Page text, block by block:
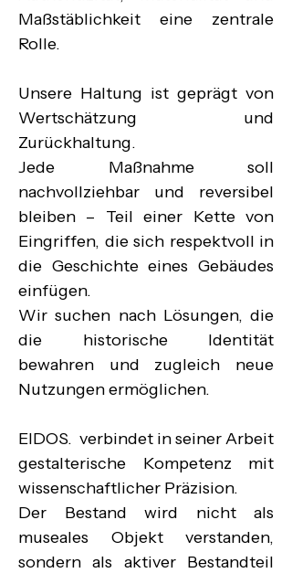
Maßstäblichkeit eine zentrale
Rolle.
Unsere Haltung ist geprägt von
Wertschätzung und
Zurückhaltung.
Jede Maßnahme soll
nachvollziehbar und reversibel
bleiben – Teil einer Kette von
Eingriffen, die sich respektvoll in
die Geschichte eines Gebäudes
einfügen.
Wir suchen nach Lösungen, die
die historische Identität
bewahren und zugleich neue
Nutzungen ermöglichen.
EIDOS.  verbindet in seiner Arbeit
gestalterische Kompetenz mit
wissenschaftlicher Präzision.
Der Bestand wird nicht als
museales Objekt verstanden,
sondern als aktiver Bestandteil